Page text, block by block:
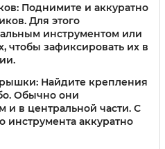
Поднимите и аккуратно
Для этого
инструментом или
чтобы зафиксировать их в
Найдите крепления
Обычно они
и в центральной части. С
аккуратно